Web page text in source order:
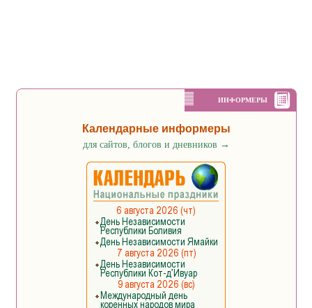
ИНФОРМЕРЫ
Календарные информеры
для сайтов, блогов и дневников →